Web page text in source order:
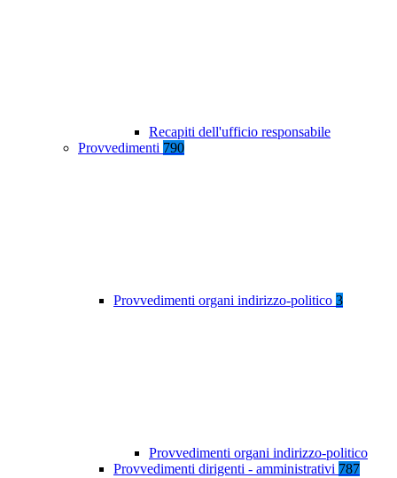
Recapiti dell'ufficio responsabile
Provvedimenti 790
Provvedimenti organi indirizzo-politico 3
Provvedimenti organi indirizzo-politico
Provvedimenti dirigenti - amministrativi 787